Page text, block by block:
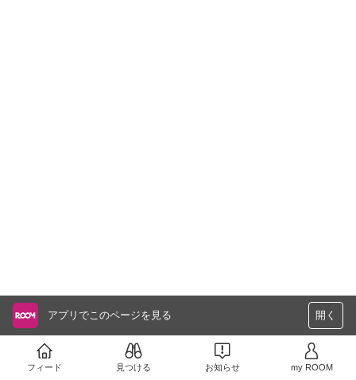
アプリでこのページを見る 開く
フィード 見つける お知らせ my ROOM